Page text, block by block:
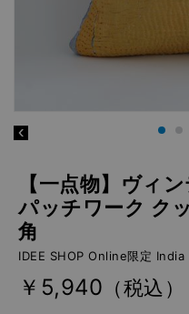
【一点物】ヴィ
パッチワーク ク
角
IDEE SHOP Online限定 India
￥5,940 （税込）